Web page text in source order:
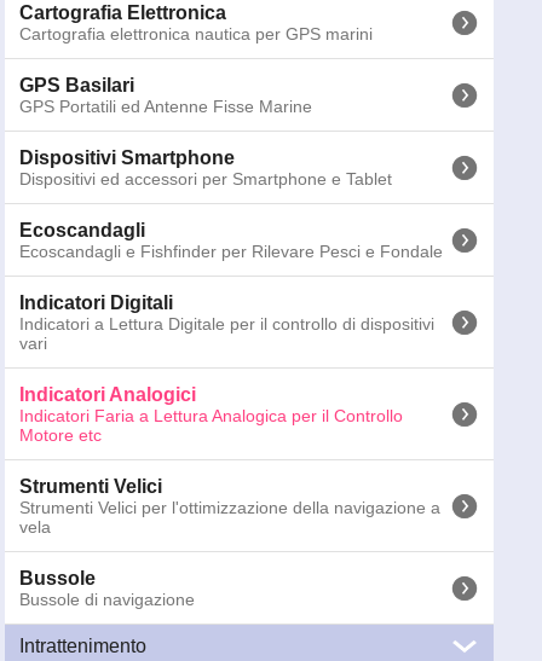
Prezzi IVA
SARSAT
AIS
AIS (Automatic Identification System) Ricevitori e
Transponder
Binocoli
Binocoli Marini per la nautica
Torce Emergenza
Torce di Emergenza e per la sicurezza delle attività in
Altri Segnalatori
SART, Sistemi MOB e Gas Detector
Telecamere
Telecamere marine per Sorveglianza e Navigazione
Antenne
Antenne Nautiche VHF, TV, WiFi, AIS, FM e CB
Cartografia Elettronica
Cartografia elettronica nautica per GPS marini
GPS Basilari
GPS Portatili ed Antenne Fisse Marine
Dispositivi Smartphone
Dispositivi ed accessori per Smartphone e Tablet
Ecoscandagli
Ecoscandagli e Fishfinder per Rilevare Pesci e Fondale
Indicatori Digitali
Indicatori a Lettura Digitale per il controllo di dispositivi
vari
Indicatori Analogici
Indicatori Faria a Lettura Analogica per il Controllo
Motore etc
Strumenti Velici
Strumenti Velici per l'ottimizzazione della navigazione a
vela
Bussole
Bussole di navigazione
Intrattenimento